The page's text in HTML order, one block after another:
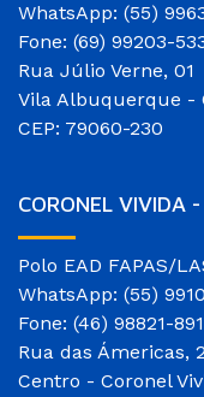
WhatsApp: (55)
Fone: (69) 99203-
Rua Júlio Verne, 01
Vila Albuquerque -
CEP: 79060-230
CORONEL VIVIDA -
Polo EAD FAPAS/
WhatsApp: (55)
Fone: (46) 98821-
Rua das Ámericas,
Centro - Coronel